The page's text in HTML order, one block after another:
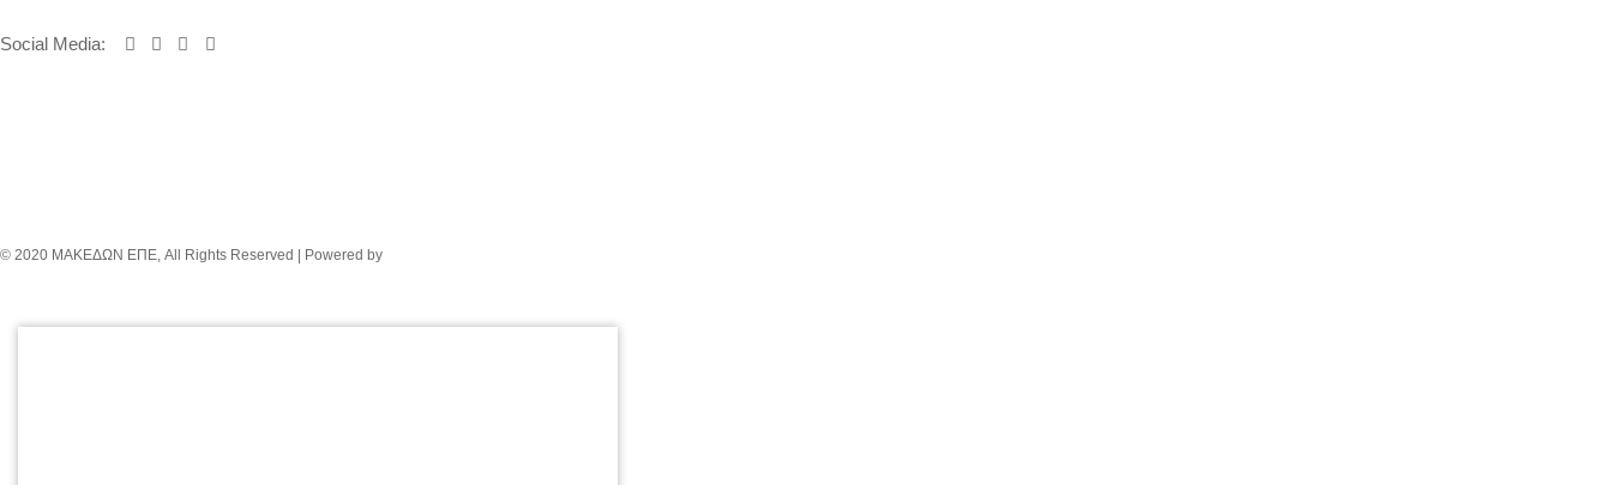
Social Media:
© 2020 ΜΑΚΕΔΩΝ ΕΠΕ, All Rights Reserved | Powered by